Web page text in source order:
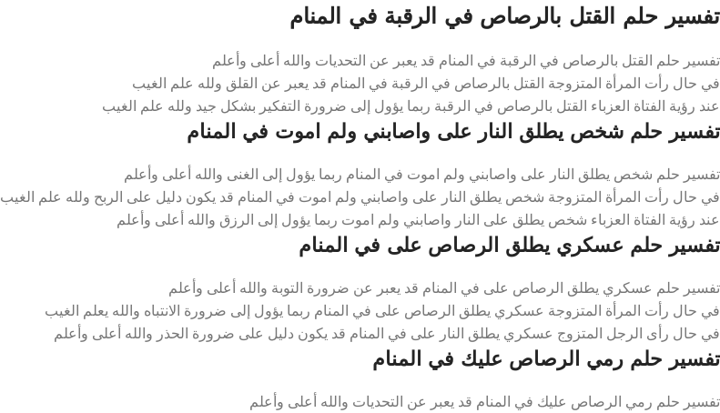
تفسير حلم القتل بالرصاص في الرقبة في المنام
تفسير حلم القتل بالرصاص في الرقبة في المنام قد يعبر عن التحديات والله أعلى وأعلم
في حال رأت المرأة المتزوجة القتل بالرصاص في الرقبة في المنام قد يعبر عن القلق ولله علم الغيب
عند رؤية الفتاة العزباء القتل بالرصاص في الرقبة ربما يؤول إلى ضرورة التفكير بشكل جيد ولله علم الغيب
تفسير حلم شخص يطلق النار على واصابني ولم اموت في المنام
تفسير حلم شخص يطلق النار على واصابني ولم اموت في المنام ربما يؤول إلى الغنى والله أعلى وأعلم
في حال رأت المرأة المتزوجة شخص يطلق النار على واصابني ولم اموت في المنام قد يكون دليل على الربح ولله علم الغيب
عند رؤية الفتاة العزباء شخص يطلق على النار واصابني ولم اموت ربما يؤول إلى الرزق والله أعلى وأعلم
تفسير حلم عسكري يطلق الرصاص على في المنام
تفسير حلم عسكري يطلق الرصاص على في المنام قد يعبر عن ضرورة التوبة والله أعلى وأعلم
في حال رأت المرأة المتزوجة عسكري يطلق الرصاص على في المنام ربما يؤول إلى ضرورة الانتباه والله يعلم الغيب
في حال رأى الرجل المتزوج عسكري يطلق النار على في المنام قد يكون دليل على ضرورة الحذر والله أعلى وأعلم
تفسير حلم رمي الرصاص عليك في المنام
تفسير حلم رمي الرصاص عليك في المنام قد يعبر عن التحديات والله أعلى وأعلم